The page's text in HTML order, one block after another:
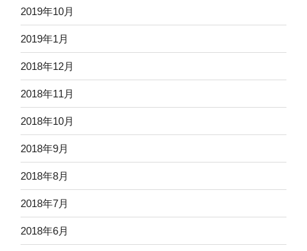
2019年10月
2019年1月
2018年12月
2018年11月
2018年10月
2018年9月
2018年8月
2018年7月
2018年6月